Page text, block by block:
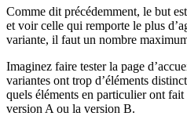
Comme dit précédemment, le but
et voir celle qui remporte le plus
variante, il faut un nombre
Imaginez faire tester la page
variantes ont trop d’éléments
quels éléments en particulier ont
version A ou la version B.